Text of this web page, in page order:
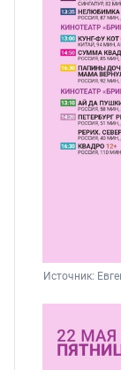
Источник: